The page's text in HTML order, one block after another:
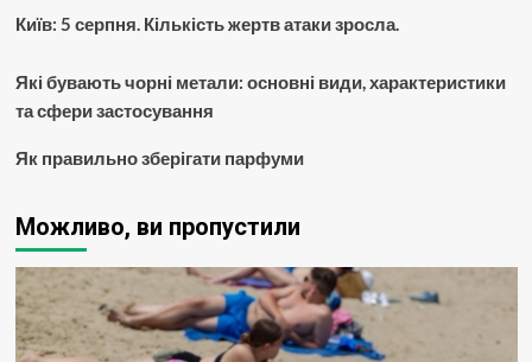
Київ: 5 серпня. Кількість жертв атаки зросла.
Які бувають чорні метали: основні види, характеристики
та сфери застосування
Як правильно зберігати парфуми
Можливо, ви пропустили